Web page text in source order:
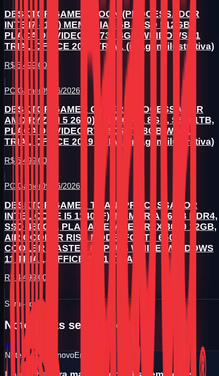
DESKTOP GAMER MOON (PROCESSADOR
INTE I7 - 10º) MEMORIA 8GB , SSD 512GB,
PLACA DE VIDEO GT730 4GB WINDOWS 11
TRIAL OFFICE 2019 TRIAL (imagem ilustrativa)
R$ 5.499,00
PC Gamer 09/06/2026
DESKTOP GAMER CYBER (PROCESSADOR
AMD RYZEN 5 2600), MEMORIA 8GB, SSD 1TB,
PLACA DE VIDEO RTX 5060 TI 8GB WIN 11
TRIAL OFFICE 2019 TRIAL (imagem ilustrativa)
R$ 5.499,00
PC Gamer 09/06/2026
DESKTOP GAMER TITAN (PROCESSADOR
INTEL CORE I5 11400F), MEMÓRIA 16GB DDR4,
SSD 480GB, PLACA DE VÍDEO RTX 3060 12GB,
AIR COOLER RISE MODE, FONTE 650W
COOLER MASTER 80 PLUS WHITE, WINDOWS
11 TRIAL, OFFICE 2021 TRIAL
R$ 4.499,00
Semi-novo
Notebooks seminovos
Ver mais
Notebook seminovoEm breve